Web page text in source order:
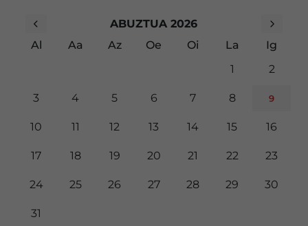
ABUZTUA 2026
Al
Aa Az Oe Oi La
Ig
1
2
3 4 5 6 7 8 9
10 11 12 13 14 15 16
17 18 19 20 21 22 23
24 25 26 27 28 29 30
31